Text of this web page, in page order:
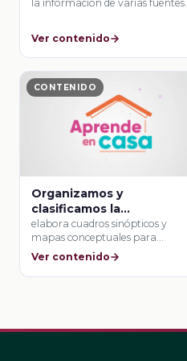
la información de varias fuentes.
Ver contenido
CONTENIDO
Organizamos y
clasificamos la
información
elabora cuadros sinópticos y
mapas conceptuales para
resumir información.
Ver contenido